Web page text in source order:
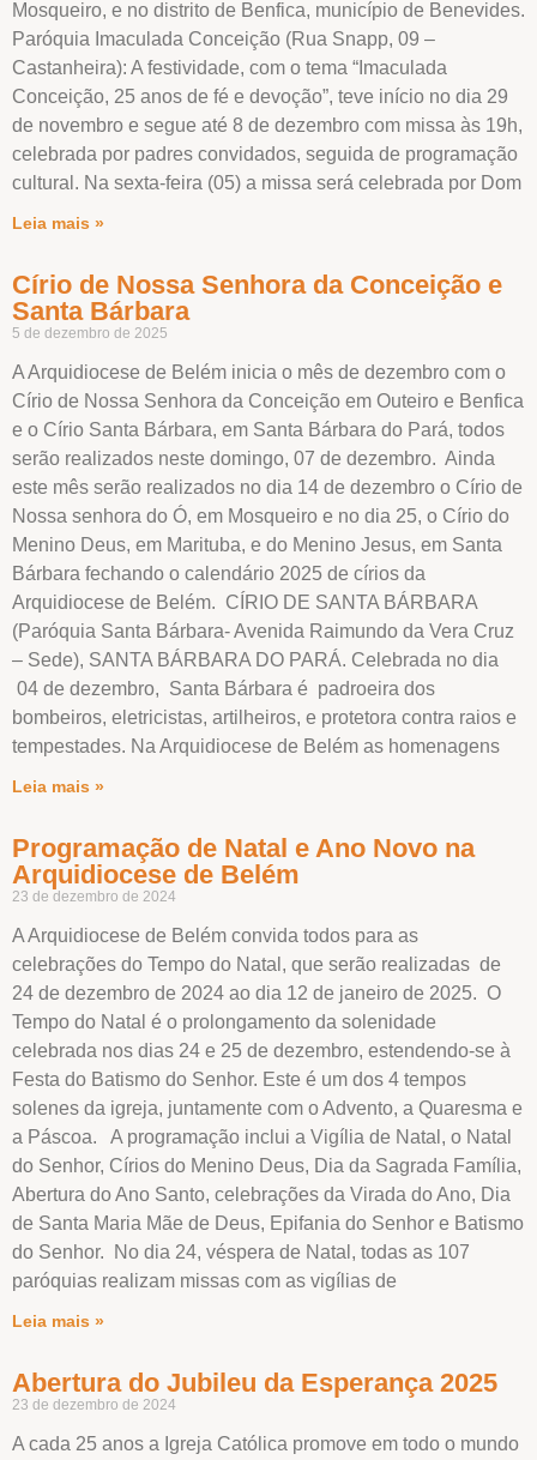
Mosqueiro, e no distrito de Benfica, município de Benevides.
Paróquia Imaculada Conceição (Rua Snapp, 09 –
Castanheira): A festividade, com o tema “Imaculada
Conceição, 25 anos de fé e devoção”, teve início no dia 29
de novembro e segue até 8 de dezembro com missa às 19h,
celebrada por padres convidados, seguida de programação
cultural. Na sexta-feira (05) a missa será celebrada por Dom
Leia mais »
Círio de Nossa Senhora da Conceição e
Santa Bárbara
5 de dezembro de 2025
A Arquidiocese de Belém inicia o mês de dezembro com o
Círio de Nossa Senhora da Conceição em Outeiro e Benfica
e o Círio Santa Bárbara, em Santa Bárbara do Pará, todos
serão realizados neste domingo, 07 de dezembro. Ainda
este mês serão realizados no dia 14 de dezembro o Círio de
Nossa senhora do Ó, em Mosqueiro e no dia 25, o Círio do
Menino Deus, em Marituba, e do Menino Jesus, em Santa
Bárbara fechando o calendário 2025 de círios da
Arquidiocese de Belém. CÍRIO DE SANTA BÁRBARA
(Paróquia Santa Bárbara- Avenida Raimundo da Vera Cruz
– Sede), SANTA BÁRBARA DO PARÁ. Celebrada no dia
04 de dezembro, Santa Bárbara é padroeira dos
bombeiros, eletricistas, artilheiros, e protetora contra raios e
tempestades. Na Arquidiocese de Belém as homenagens
Leia mais »
Programação de Natal e Ano Novo na
Arquidiocese de Belém
23 de dezembro de 2024
A Arquidiocese de Belém convida todos para as
celebrações do Tempo do Natal, que serão realizadas de
24 de dezembro de 2024 ao dia 12 de janeiro de 2025. O
Tempo do Natal é o prolongamento da solenidade
celebrada nos dias 24 e 25 de dezembro, estendendo-se à
Festa do Batismo do Senhor. Este é um dos 4 tempos
solenes da igreja, juntamente com o Advento, a Quaresma e
a Páscoa. A programação inclui a Vigília de Natal, o Natal
do Senhor, Círios do Menino Deus, Dia da Sagrada Família,
Abertura do Ano Santo, celebrações da Virada do Ano, Dia
de Santa Maria Mãe de Deus, Epifania do Senhor e Batismo
do Senhor. No dia 24, véspera de Natal, todas as 107
paróquias realizam missas com as vigílias de
Leia mais »
Abertura do Jubileu da Esperança 2025
23 de dezembro de 2024
A cada 25 anos a Igreja Católica promove em todo o mundo